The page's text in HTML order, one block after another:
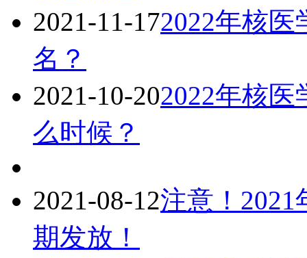
2021-11-172022年核
名？
2021-10-202022年核
么时候？
2021-08-12注意！
期发放！